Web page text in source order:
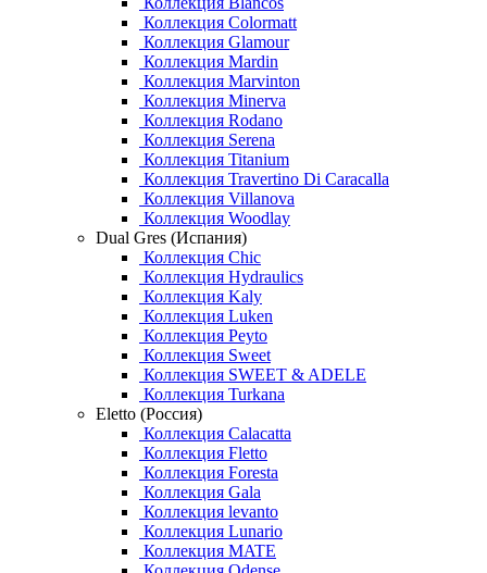
Коллекция Colormatt
Коллекция Glamour
Коллекция Mardin
Коллекция Marvinton
Коллекция Minerva
Коллекция Rodano
Коллекция Serena
Коллекция Titanium
Коллекция Travertino Di Caracalla
Коллекция Villanova
Коллекция Woodlay
Dual Gres (Испания)
Коллекция Chic
Коллекция Hydraulics
Коллекция Kaly
Коллекция Luken
Коллекция Peyto
Коллекция Sweet
Коллекция SWEET & ADELE
Коллекция Turkana
Eletto (Россия)
Коллекция Calacatta
Коллекция Fletto
Коллекция Foresta
Коллекция Gala
Коллекция levanto
Коллекция Lunario
Коллекция MATE